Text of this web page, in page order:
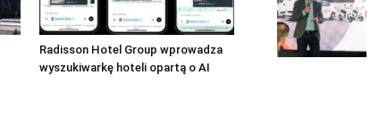
Radisson Hotel Group wprowadza
wyszukiwarkę hoteli opartą o AI